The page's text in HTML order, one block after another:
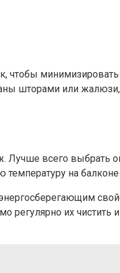
чтобы
шторами или
Лучше всего выбрать
температуру на
регулярно их чистить